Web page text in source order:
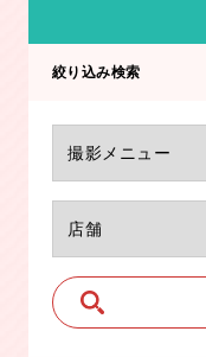
絞り込み検索